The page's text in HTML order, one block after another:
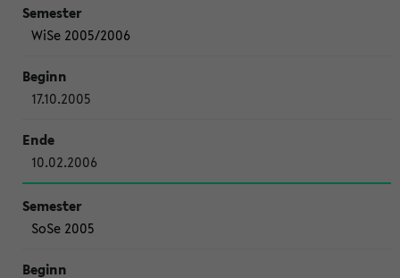
WiSe 2005/2006
17.10.2005
10.02.2006
SoSe 2005